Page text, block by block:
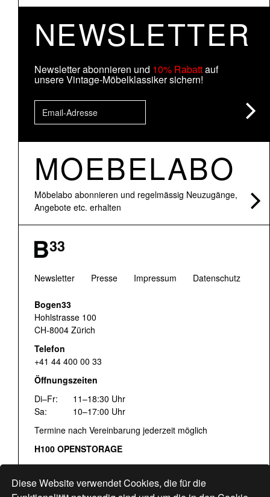
Diese Website verwendet Cookies, die für die
NEWSLETTER
Newsletter abonnieren und 10% Rabattauf
unsere Vintage-Möbelklassiker sichern!
MOEBELABO
Möbelabo abonnieren und regelmässig Neuzugänge,
Angebote etc. erhalten
Newsletter Presse Impressum Datenschutz
Bogen33
Hohlstrasse 100
CH-8004 Zürich
Telefon
+41 44 400 00 33
Öffnungszeiten
Di–Fr:
11–18:30 Uhr
Sa:
10–17:00 Uhr
Termine nach Vereinbarung jederzeit möglich
H100 OPENSTORAGE
Fr:
16:00–18:30 Uhr
Sa: 12:00–17:00 Uhr
Hohlstrasse 122